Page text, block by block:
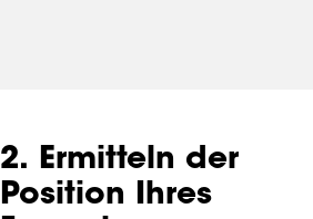
2. Ermitteln der
Position Ihres